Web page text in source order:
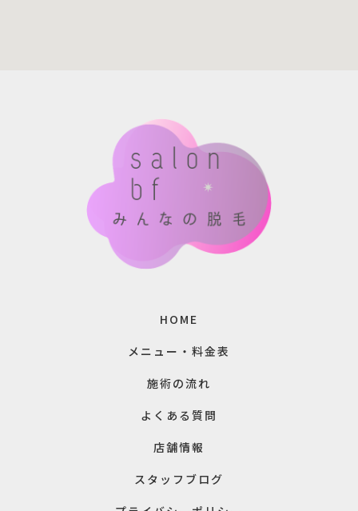
HOME
メニュー・料金表
施術の流れ
よくある質問
店舗情報
スタッフブログ